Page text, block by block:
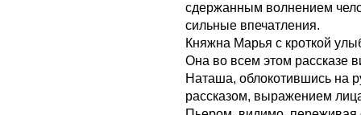
сдержанным волнением
сильные впечатления.
Княжна Марья с кроткой
Она во всем этом рассказе
Наташа, облокотившись на
рассказом, выражением